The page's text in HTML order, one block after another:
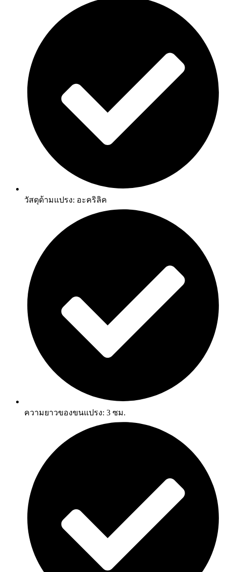
วัสดุด้ามแปรง: อะคริลิค
ความยาวของขนแปรง: 3 ซม.